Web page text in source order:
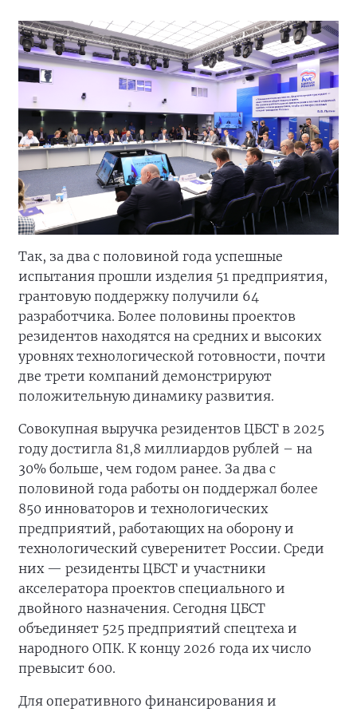
Так, за два с половиной года успешные
испытания прошли изделия 51 предприятия,
грантовую поддержку получили 64
разработчика. Более половины проектов
резидентов находятся на средних и высоких
уровнях технологической готовности, почти
две трети компаний демонстрируют
положительную динамику развития.
Совокупная выручка резидентов ЦБСТ в 2025
году достигла 81,8 миллиардов рублей – на
30% больше, чем годом ранее. За два с
половиной года работы он поддержал более
850 инноваторов и технологических
предприятий, работающих на оборону и
технологический суверенитет России. Среди
них — резиденты ЦБСТ и участники
акселератора проектов специального и
двойного назначения. Сегодня ЦБСТ
объединяет 525 предприятий спецтеха и
народного ОПК. К концу 2026 года их число
превысит 600.
Для оперативного финансирования и